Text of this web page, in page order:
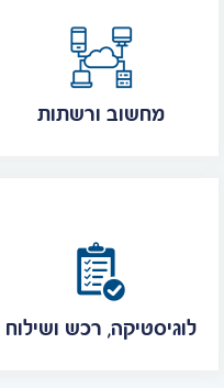
מחשוב ורשתות
לוגיסטיקה, רכש ושילוח